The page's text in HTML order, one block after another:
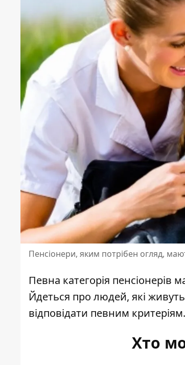
Пенсіонери, яким потрібен огляд,
Певна категорія пенсіонерів
Йдеться про людей, які
відповідати певним критеріям
Хто